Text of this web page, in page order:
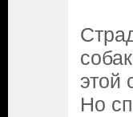
этой
Но